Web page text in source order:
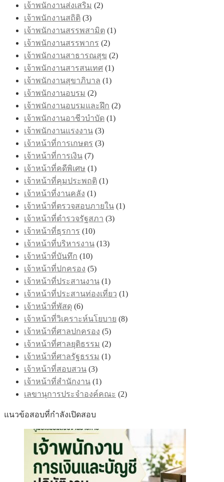
เจ้าพนักงานส่งเสริม (2)
เจ้าพนักงานสถิติ (3)
เจ้าพนักงานสรรพสามิต (1)
เจ้าพนักงานสรรพากร (2)
เจ้าพนักงานสาธารณสุข (2)
เจ้าพนักงานสารสนเทศ (1)
เจ้าพนักงานสุขาภิบาล (1)
เจ้าพนักงานอบรม (2)
เจ้าพนักงานอบรมและฝึก (2)
เจ้าพนักงานอาชีวบำบัด (1)
เจ้าพนักงานแรงงาน (3)
เจ้าหน้าที่การเกษตร (3)
เจ้าหน้าที่การเงิน (7)
เจ้าหน้าที่คดีพิเศษ (1)
เจ้าหน้าที่คุมประพฤติ (1)
เจ้าหน้าที่งานคลัง (1)
เจ้าหน้าที่ตรวจสอบภายใน (1)
เจ้าหน้าที่ตำรวจรัฐสภา (3)
เจ้าหน้าที่ธุรการ (10)
เจ้าหน้าที่บริหารงาน (13)
เจ้าหน้าที่บันทึก (10)
เจ้าหน้าที่ปกครอง (5)
เจ้าหน้าที่ประสานงาน (1)
เจ้าหน้าที่ประสานท่องเที่ยว (1)
เจ้าหน้าที่พัสดุ (6)
เจ้าหน้าที่วิเคราะห์นโยบาย (8)
เจ้าหน้าที่ศาลปกครอง (5)
เจ้าหน้าที่ศาลยุติธรรม (2)
เจ้าหน้าที่ศาลรัฐธรรม (1)
เจ้าหน้าที่สอบสวน (3)
เจ้าหน้าที่สำนักงาน (1)
เลขานุการประจำองค์คณะ (2)
แนวข้อสอบที่กำลังเปิดสอบ